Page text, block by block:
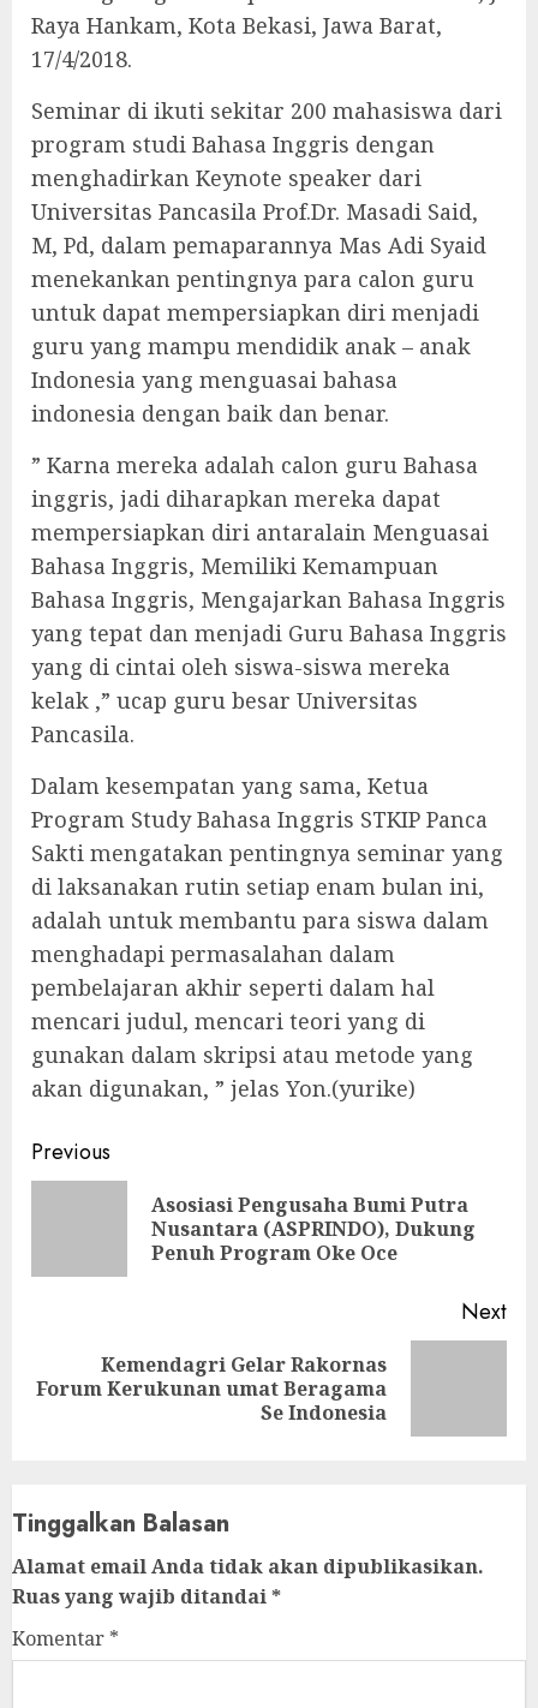
Raya Hankam, Kota Bekasi, Jawa Barat,
17/4/2018.
Seminar di ikuti sekitar 200 mahasiswa dari
program studi Bahasa Inggris dengan
menghadirkan Keynote speaker dari
Universitas Pancasila Prof.Dr. Masadi Said,
M, Pd, dalam pemaparannya Mas Adi Syaid
menekankan pentingnya para calon guru
untuk dapat mempersiapkan diri menjadi
guru yang mampu mendidik anak – anak
Indonesia yang menguasai bahasa
indonesia dengan baik dan benar.
” Karna mereka adalah calon guru Bahasa
inggris, jadi diharapkan mereka dapat
mempersiapkan diri antaralain Menguasai
Bahasa Inggris, Memiliki Kemampuan
Bahasa Inggris, Mengajarkan Bahasa Inggris
yang tepat dan menjadi Guru Bahasa Inggris
yang di cintai oleh siswa-siswa mereka
kelak ,” ucap guru besar Universitas
Pancasila.
Dalam kesempatan yang sama, Ketua
Program Study Bahasa Inggris STKIP Panca
Sakti mengatakan pentingnya seminar yang
di laksanakan rutin setiap enam bulan ini,
adalah untuk membantu para siswa dalam
menghadapi permasalahan dalam
pembelajaran akhir seperti dalam hal
mencari judul, mencari teori yang di
gunakan dalam skripsi atau metode yang
akan digunakan, ” jelas Yon.(yurike)
Continue
Reading
Previous
Asosiasi Pengusaha Bumi Putra
Nusantara (ASPRINDO), Dukung
Penuh Program Oke Oce
Next
Next
Kemendagri Gelar Rakornas
Forum Kerukunan umat Beragama
Se Indonesia
Tinggalkan Balasan
Alamat email Anda tidak akan dipublikasikan.
Ruas yang wajib ditandai*
Komentar *